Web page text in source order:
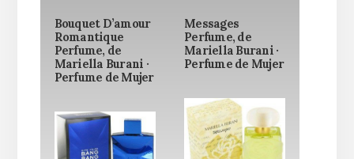
Bouquet D’amour
Romantique
Perfume, de
Mariella Burani ·
Perfume de Mujer
Messages
Perfume, de
Mariella Burani ·
Perfume de Mujer